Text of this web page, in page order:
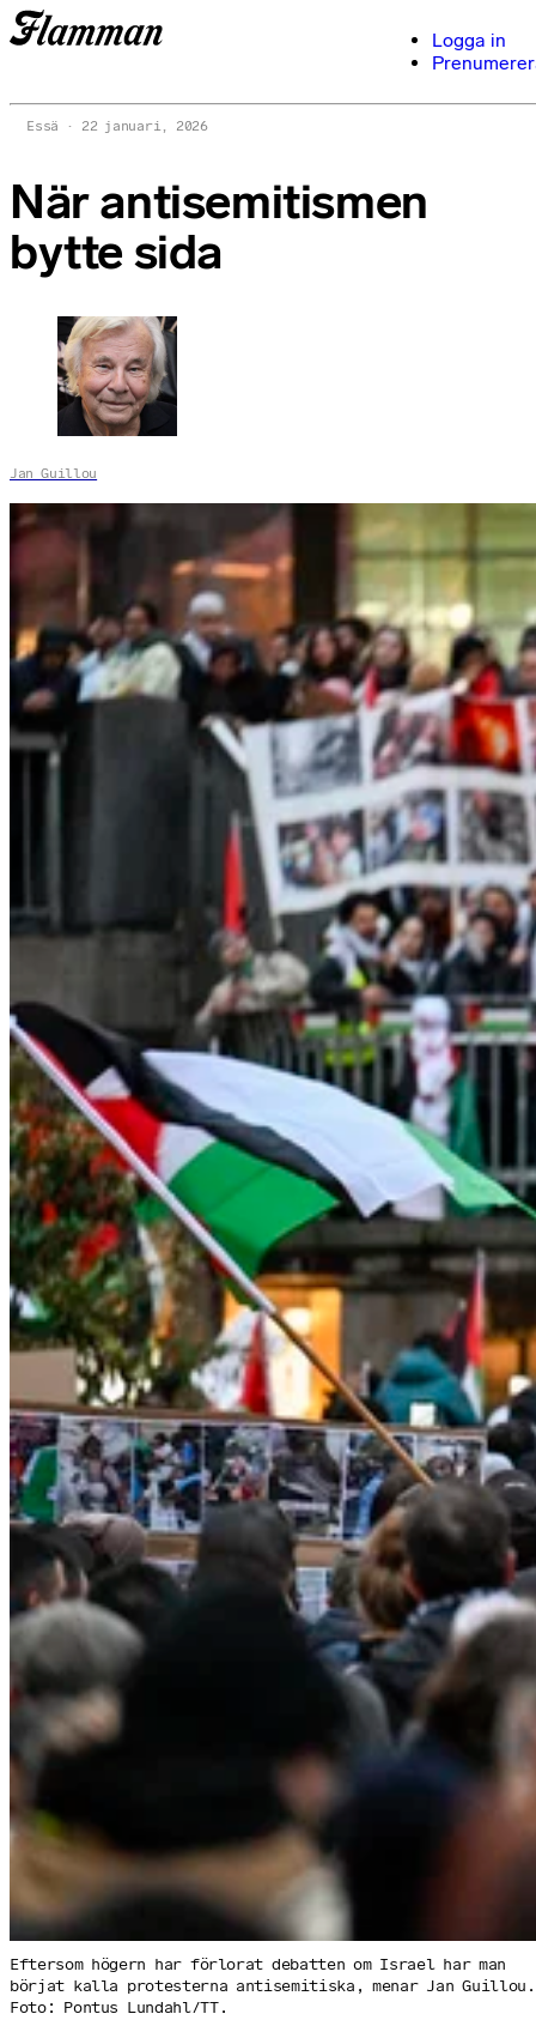
Logga in
Essä 22 januari, 2026
När antisemitismen
bytte sida
Jan Guillou
Eftersom högern har förlorat debatten om Israel har man
börjat kalla protesterna antisemitiska, menar Jan Guillou.
Foto: Pontus Lundahl/TT.